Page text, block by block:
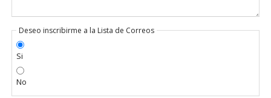
Deseo inscribirme a la Lista de Correos
Si
No